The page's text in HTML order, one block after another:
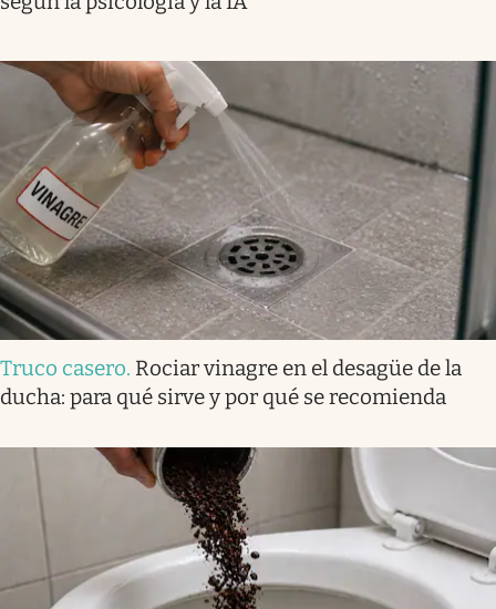
Truco casero. Rociar vinagre en el desagüe de la
ducha: para qué sirve y por qué se recomienda